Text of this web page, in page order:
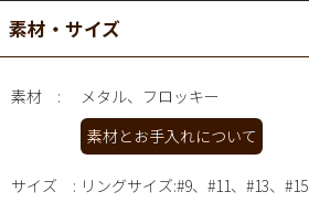
素材・サイズ
素材
メタル、フロッキー
素材とお手入れについて
サイズ リングサイズ:#9、#11、#13、#15